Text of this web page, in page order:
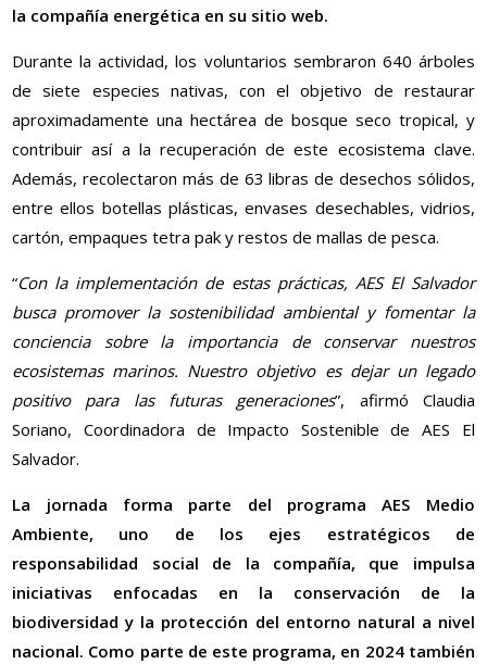
la compañía energética en su sitio web.
Durante la actividad, los voluntarios sembraron 640 árboles
de siete especies nativas, con el objetivo de restaurar
aproximadamente una hectárea de bosque seco tropical, y
contribuir así a la recuperación de este ecosistema clave.
Además, recolectaron más de 63 libras de desechos sólidos,
entre ellos botellas plásticas, envases desechables, vidrios,
cartón, empaques tetra pak y restos de mallas de pesca.
“Con la implementación de estas prácticas, AES El Salvador
busca promover la sostenibilidad ambiental y fomentar la
conciencia sobre la importancia de conservar nuestros
ecosistemas marinos. Nuestro objetivo es dejar un legado
positivo para las futuras generaciones”, afirmó Claudia
Soriano, Coordinadora de Impacto Sostenible de AES El
Salvador.
La jornada forma parte del programa AES Medio
Ambiente, uno de los ejes estratégicos de
responsabilidad social de la compañía, que impulsa
iniciativas enfocadas en la conservación de la
biodiversidad y la protección del entorno natural a nivel
nacional. Como parte de este programa, en 2024 también